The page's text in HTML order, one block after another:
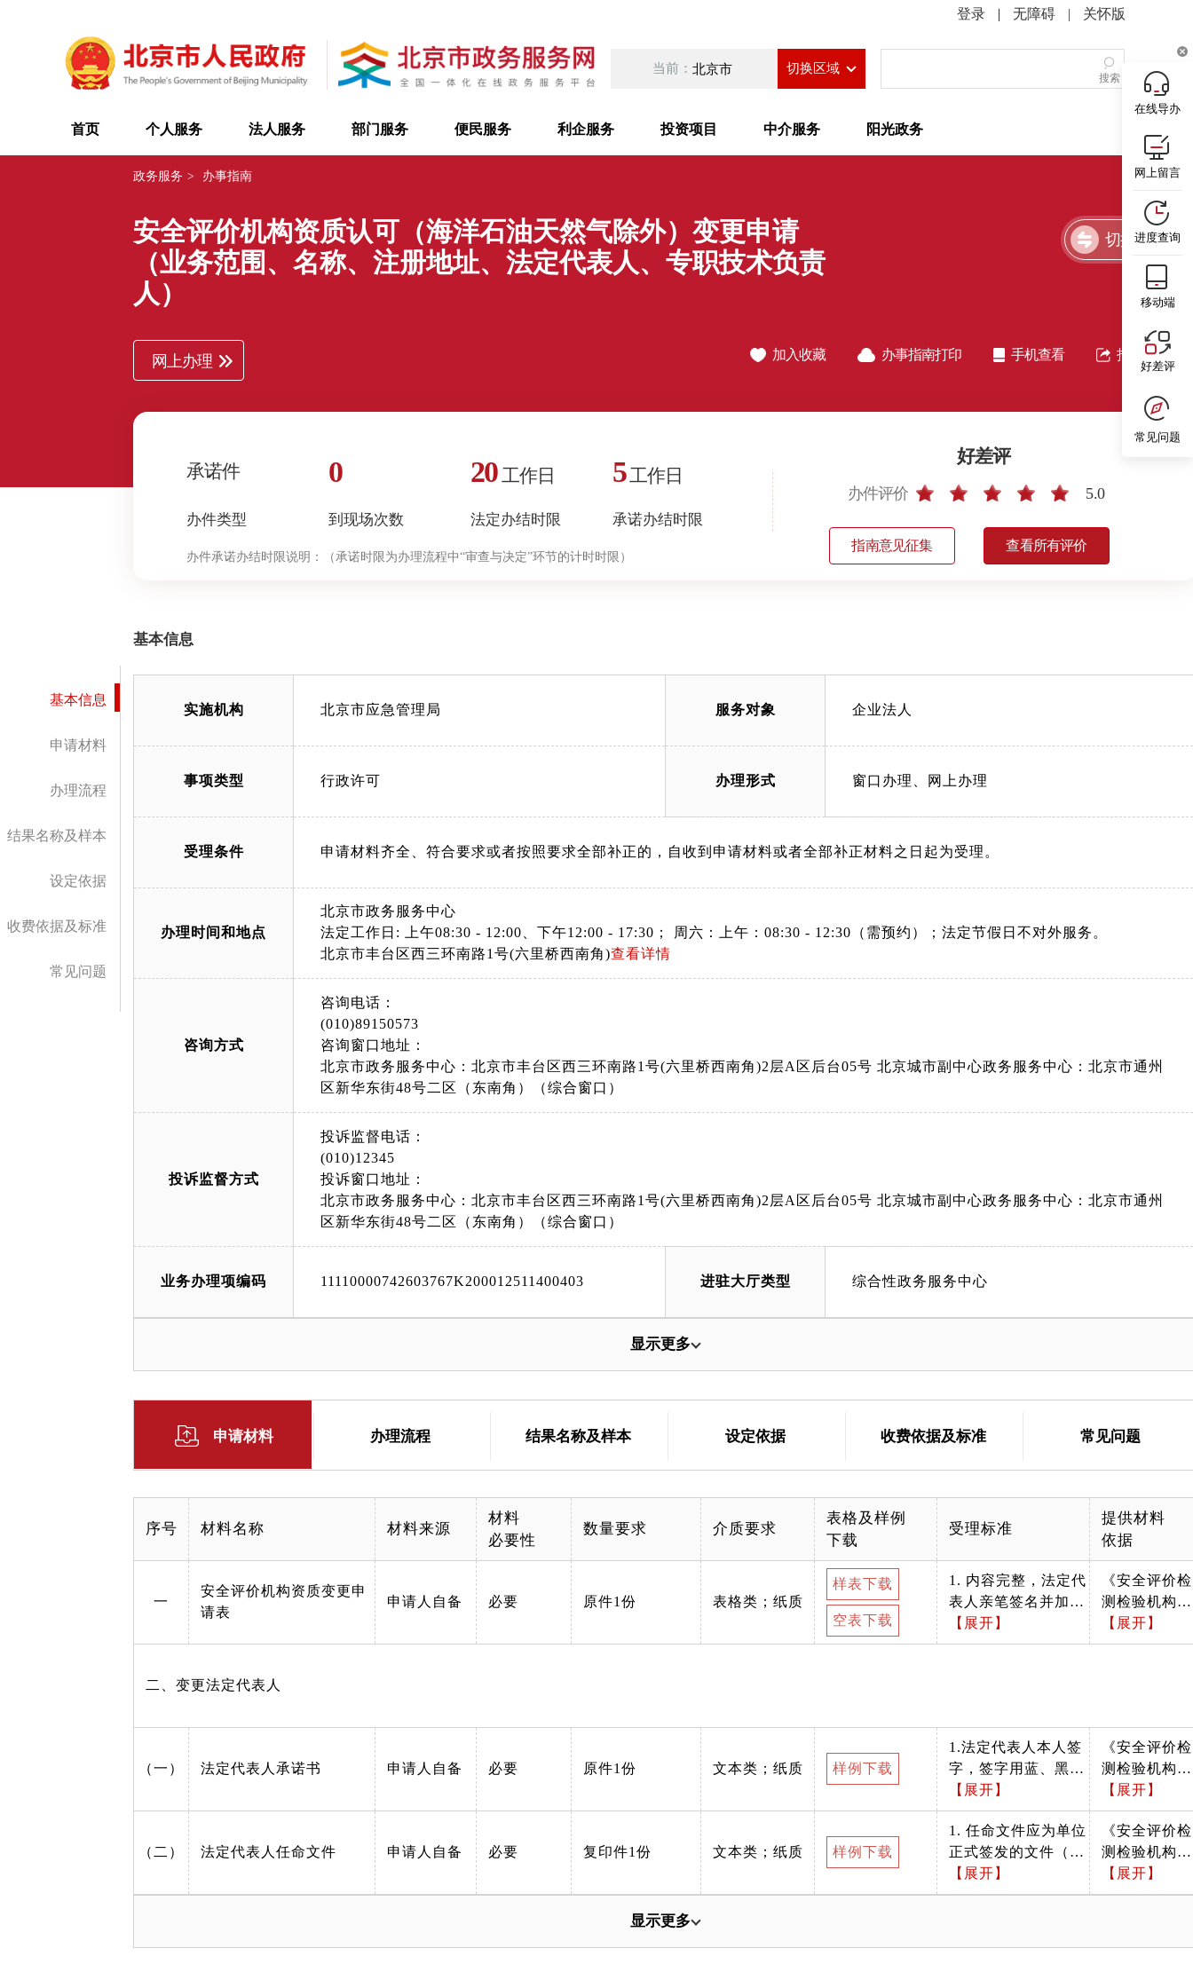
| 无障碍 | 关怀版
当前： 北京市 切换区域
搜索
首页 个人服务 法人服务 部门服务 便民服务 利企服务 投资项目 中介服务 阳光政务
政务服务 > 办事指南
安全评价机构资质认可（海洋石油天然气除外）变更申请
（业务范围、名称、注册地址、法定代表人、专职技术负责
人）
切换简洁版
网上办理 加入收藏 办事指南打印 手机查看 指南分享
承诺件
办件类型
0
到现场次数
20工作日
法定办结时限
5工作日
承诺办结时限
好差评
办件评价 5.0
指南意见征集 查看所有评价
办件承诺办结时限说明： （承诺时限为办理流程中“审查与决定”环节的计时时限）
基本信息
申请材料
办理流程
结果名称及样本
设定依据
收费依据及标准
常见问题
基本信息
实施机构 北京市应急管理局 服务对象 企业法人
事项类型 行政许可 办理形式 窗口办理、网上办理
受理条件
办理时间和地点
北京市政务服务中心
法定工作日: 上午08:30 - 12:00、下午12:00 - 17:30； 周六：上午：08:30 - 12:30（需预约）；法定节假日不对外服务。
北京市丰台区西三环南路1号(六里桥西南角)查看详情
咨询方式
咨询电话：
(010)89150573
咨询窗口地址：
北京市政务服务中心：北京市丰台区西三环南路1号(六里桥西南角)2层A区后台05号 北京城市副中心政务服务中心：北京市通州
区新华东街48号二区（东南角）（综合窗口）
投诉监督方式
投诉监督电话：
(010)12345
投诉窗口地址：
北京市政务服务中心：北京市丰台区西三环南路1号(六里桥西南角)2层A区后台05号 北京城市副中心政务服务中心：北京市通州
区新华东街48号二区（东南角）（综合窗口）
业务办理项编码 11110000742603767K200012511400403 进驻大厅类型 综合性政务服务中心
显示更多
申请材料 办理流程 结果名称及样本 设定依据 收费依据及标准 常见问题
序号 材料名称 材料来源
材料
必要性
数量要求 介质要求
表格及样例
下载
受理标准
提供材料
依据
一
安全评价机构资质变更申
请表
申请人自备 必要 原件1份 表格类；纸质
样表下载
空表下载
1. 内容完整，法定代
表人亲笔签名并加盖
单位公章； 2. 原件2
份，A4纸打印。
【展开】
《安全评价检
测检验机构管
理办法》（应
急部令第1
【展开】
二、变更法定代表人
（一） 法定代表人承诺书 申请人自备 必要 原件1份 文本类；纸质 样例下载
1.法定代表人本人签
字，签字用蓝、黑色
签字笔，清晰可辨
认，不得为人名章、
艺术字体；2.加盖单
位公章。
【展开】
《安全评价检
测检验机构管
理办法》（应
急部令第1
号）
【展开】
（二） 法定代表人任命文件 申请人自备 必要 复印件1份 文本类；纸质 样例下载
1. 任命文件应为单位
正式签发的文件（文
号、签章齐全）； 2.
原件、复印件均可，
【展开】
《安全评价检
测检验机构管
理办法》（应
急部令第1
【展开】
显示更多
在线导办
网上留言
进度查询
移动端
好差评
常见问题